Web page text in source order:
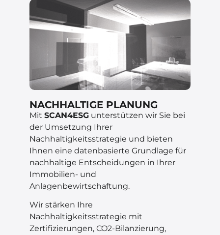
NACHHALTIGE PLANUNG
Mit SCAN4ESG unterstützen wir Sie bei
der Umsetzung Ihrer
Nachhaltigkeitsstrategie und bieten
Ihnen eine datenbasierte Grundlage für
nachhaltige Entscheidungen in Ihrer
Immobilien- und
Anlagenbewirtschaftung.
Wir stärken Ihre
Nachhaltigkeitsstrategie mit
Zertifizierungen, CO2-Bilanzierung,